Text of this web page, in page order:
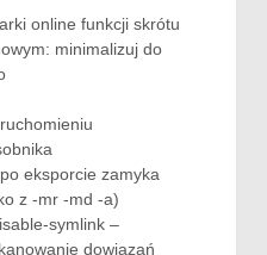
online funkcji skrótu
minimalizuj do
eksporcie zamyka
z -mr -md -a)
symlink –
dowiązań